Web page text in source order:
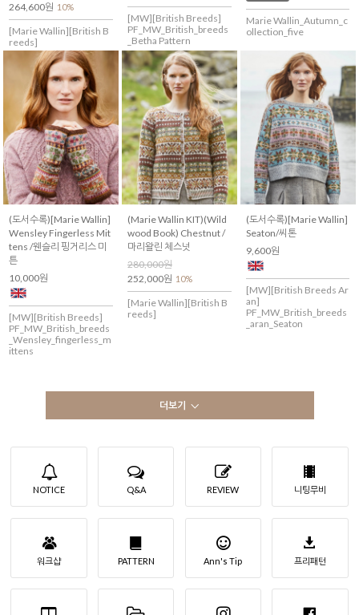
264,600원 10%
[Marie Wallin][British B
reeds]
[MW][British Breeds]
PF_MW_British_breeds
_Betha Pattern
Marie Wallin_Autumn_c
ollection_five
(도서수록)[Marie Wallin]
Wensley Fingerless Mit
tens /웬슬리 핑거리스 미
튼
10,000원
[MW][British Breeds]
PF_MW_British_breeds
_Wensley_fingerless_m
ittens
(Marie Wallin KIT)(Wild
wood Book) Chestnut /
마리왈린 체스넛
280,000원
252,000원 10%
[Marie Wallin][British B
reeds]
(도서수록)[Marie Wallin]
Seaton/씨톤
9,600원
[MW][British Breeds Ar
an]
PF_MW_British_breeds
_aran_Seaton
더보기
NOTICE Q&A REVIEW 니팅무비
워크샵 PATTERN Ann's Tip 프리패턴